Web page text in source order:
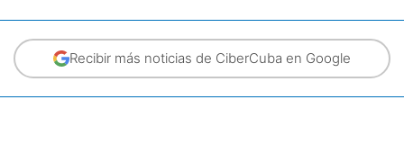
Recibir más noticias de CiberCuba en Google